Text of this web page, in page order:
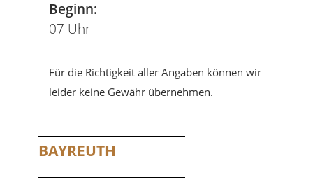
Beginn:
07 Uhr
Für die Richtigkeit aller Angaben können wir
leider keine Gewähr übernehmen.
BAYREUTH